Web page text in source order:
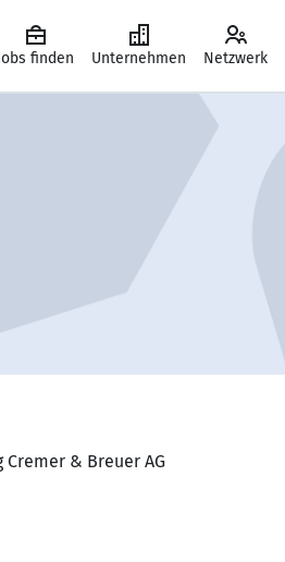
finden Unternehmen Netzwerk
& Breuer AG